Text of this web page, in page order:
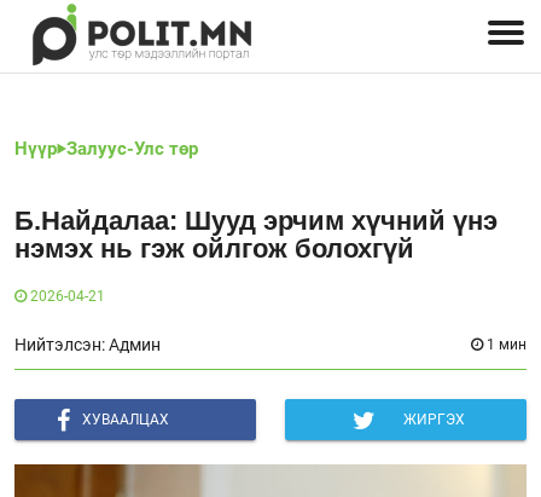
Нүүр Залуус-Улс төр
Б.Найдалаа: Шууд эрчим хүчний үнэ
нэмэх нь гэж ойлгож болохгүй
2026-04-21
Нийтэлсэн: Админ 1 мин
ХУВААЛЦАХ ЖИРГЭХ